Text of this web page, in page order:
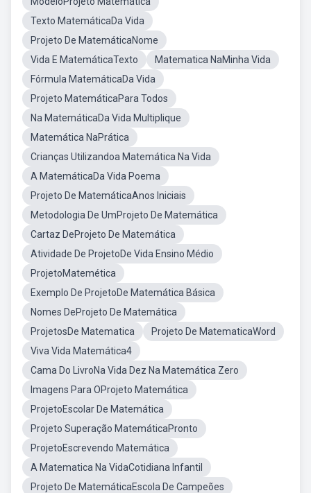
Texto MatemáticaDa Vida
Projeto De MatemáticaNome
Vida E MatemáticaTexto
Matematica NaMinha Vida
Fórmula MatemáticaDa Vida
Projeto MatemáticaPara Todos
Na MatemáticaDa Vida Multiplique
Matemática NaPrática
Crianças Utilizandoa Matemática Na Vida
A MatemáticaDa Vida Poema
Projeto De MatemáticaAnos Iniciais
Metodologia De UmProjeto De Matemática
Cartaz DeProjeto De Matemática
Atividade De ProjetoDe Vida Ensino Médio
ProjetoMatemética
Exemplo De ProjetoDe Matemática Básica
Nomes DeProjeto De Matemática
ProjetosDe Matematica
Projeto De MatematicaWord
Viva Vida Matemática4
Cama Do LivroNa Vida Dez Na Matemática Zero
Imagens Para OProjeto Matemática
ProjetoEscolar De Matemática
Projeto Superação MatemáticaPronto
ProjetoEscrevendo Matemática
A Matematica Na VidaCotidiana Infantil
Projeto De MatemáticaEscola De Campeões